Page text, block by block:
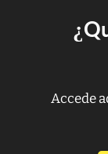
Accede